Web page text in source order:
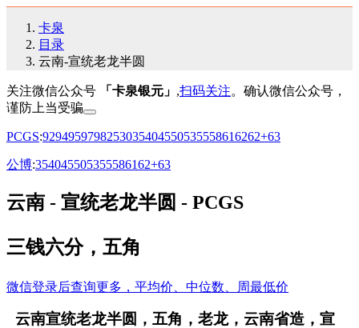
卡泉
目录
云南-宣统老龙半圆
关注微信公众号 「卡泉银元」 ,扫码关注。确认微信公众号，
谨防上当受骗
PCGS:9294959798253035404550535558616262+63
公博:354045505355586162+63
云南 - 宣统老龙半圆 - PCGS
三钱六分，五角
微信登录后查询更多，平均价、中位数、周最低价
云南宣统老龙半圆，五角，老龙，云南省造，宣